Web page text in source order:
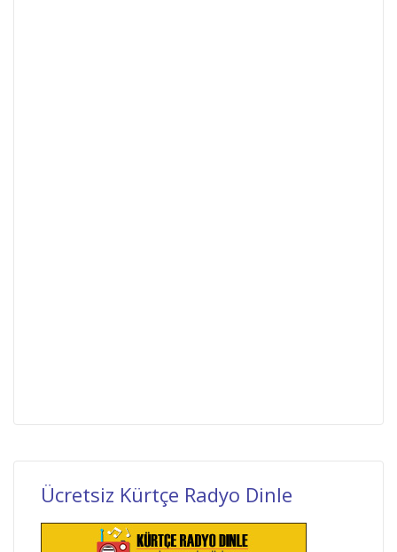
Ücretsiz Kürtçe Radyo Dinle